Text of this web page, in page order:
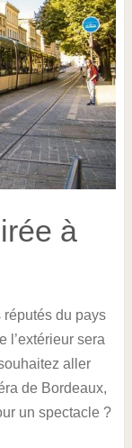
à
réputés du pays
l’extérieur sera
aller
de Bordeaux,
un spectacle ?